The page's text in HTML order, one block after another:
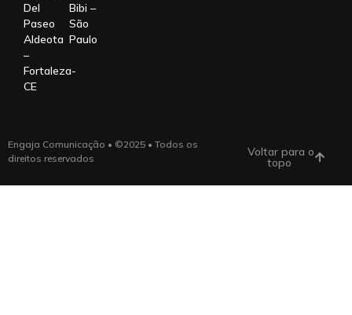
Del
Paseo
Aldeota
–
Fortaleza-
CE
Bibi –
São
Paulo
Engaja Comunicação • ©2025 • Todos os
direitos reservados
Voltar para o
topo